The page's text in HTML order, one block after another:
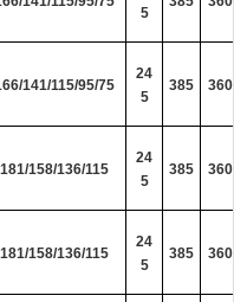
5
141/115/95/75
24
5
385 360
181/158/136/115
24
5
385 360
181/158/136/115
24
5
385 360